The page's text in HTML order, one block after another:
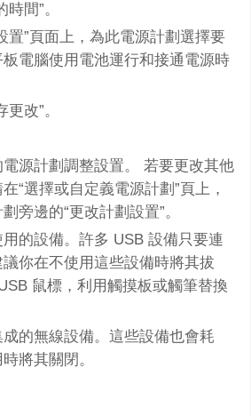
間”。
置”頁面上，為此電源計劃選擇要
電腦使用電池運行和接通電源時
改”。
源計劃調整設置。 若要更改其他
“選擇或自定義電源計劃”頁上，
旁邊的“更改計劃設置”。
的設備。許多 USB 設備只要連
你在不使用這些設備時將其拔
鼠標，利用觸摸板或觸筆替換
的無線設備。這些設備也會耗
將其關閉。